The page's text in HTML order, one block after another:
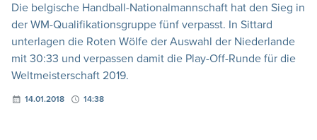
Die belgische Handball-Nationalmannschaft hat den Sieg in
der WM-Qualifikationsgruppe fünf verpasst. In Sittard
unterlagen die Roten Wölfe der Auswahl der Niederlande
mit 30:33 und verpassen damit die Play-Off-Runde für die
Weltmeisterschaft 2019.
14.01.2018 14:38